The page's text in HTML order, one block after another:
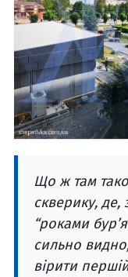
Що ж там
скверику, де,
“роками
сильно
вірити